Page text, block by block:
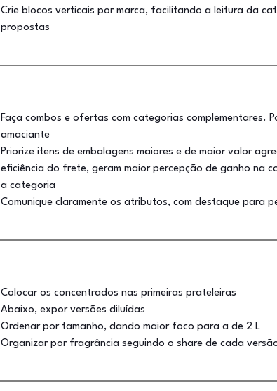
Crie blocos verticais por marca, facilitando a leitura da
propostas
Faça combos e ofertas com categorias complementares.
amaciante
Priorize itens de embalagens maiores e de maior valor
eficiência do frete, geram maior percepção de ganho na
a categoria
Comunique claramente os atributos, com destaque para
Colocar os concentrados nas primeiras prateleiras
Abaixo, expor versões diluídas
Ordenar por tamanho, dando maior foco para a de 2 L
Organizar por fragrância seguindo o share de cada